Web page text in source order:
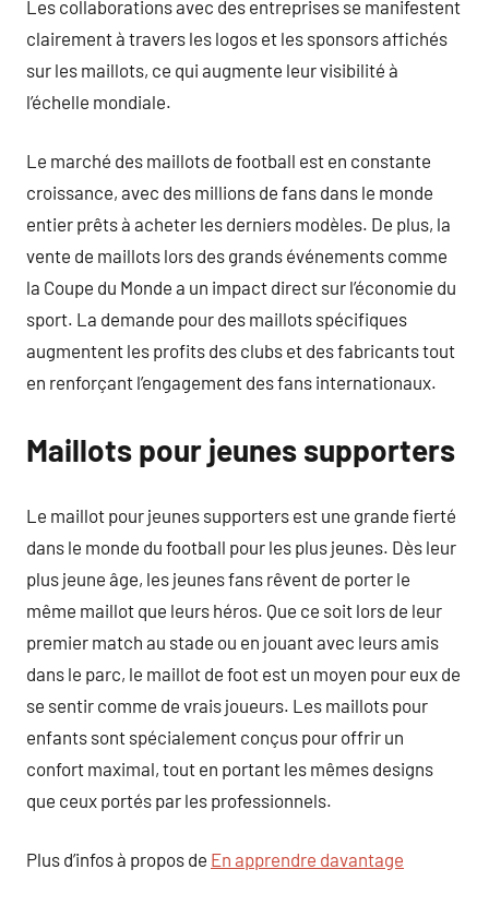
Les collaborations avec des entreprises se manifestent
clairement à travers les logos et les sponsors affichés
sur les maillots, ce qui augmente leur visibilité à
l’échelle mondiale.
Le marché des maillots de football est en constante
croissance, avec des millions de fans dans le monde
entier prêts à acheter les derniers modèles. De plus, la
vente de maillots lors des grands événements comme
la Coupe du Monde a un impact direct sur l’économie du
sport. La demande pour des maillots spécifiques
augmentent les profits des clubs et des fabricants tout
en renforçant l’engagement des fans internationaux.
Maillots pour jeunes supporters
Le maillot pour jeunes supporters est une grande fierté
dans le monde du football pour les plus jeunes. Dès leur
plus jeune âge, les jeunes fans rêvent de porter le
même maillot que leurs héros. Que ce soit lors de leur
premier match au stade ou en jouant avec leurs amis
dans le parc, le maillot de foot est un moyen pour eux de
se sentir comme de vrais joueurs. Les maillots pour
enfants sont spécialement conçus pour offrir un
confort maximal, tout en portant les mêmes designs
que ceux portés par les professionnels.
Plus d’infos à propos de En apprendre davantage